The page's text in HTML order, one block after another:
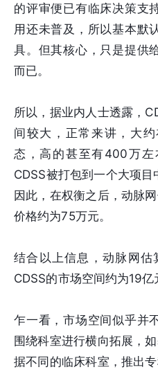
的评审便已有临床决策支
用还未普及，所以基本默
具。但其核心，只是提供
而已。
所以，据业内人士透露，
间较大，正常来讲，大
态，高的甚至有400万左
CDSS被打包到一个大项目
因此，在权衡之后，动脉
价格约为75万元。
结合以上信息，动脉网
CDSS的市场空间约为19亿
乍一看，市场空间似乎并
围绕科室进行横向拓展，
据不同的临床科室，推出